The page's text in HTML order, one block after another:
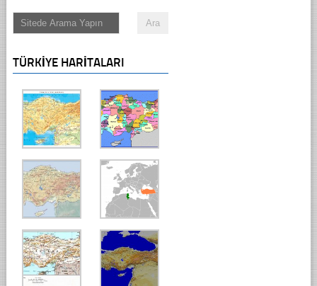
TÜRKIYE HARITALARI